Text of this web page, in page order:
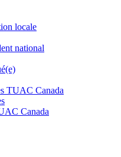
locale
national
TUAC Canada
Canada